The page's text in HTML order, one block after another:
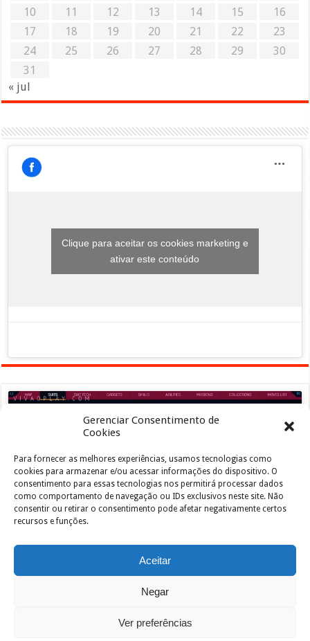
Gerenciar Consentimento de
Cookies
Para fornecer as melhores experiências, usamos tecnologias como
cookies para armazenar e/ou acessar informações do dispositivo. O
consentimento para essas tecnologias nos permitirá processar dados
como comportamento de navegação ou IDs exclusivos neste site. Não
consentir ou retirar o consentimento pode afetar negativamente certos
recursos e funções.
Aceitar
Negar
Ver preferências
10
11 12 13 14 15
16
17
18 19 20 21 22
23
24
25 26 27 28 29
30
31
« jul
Clique para aceitar os cookies marketing e
ativar este conteúdo
Clique para aceitar os cookies marketing e
ativar este conteúdo
João de Jesus Junior| Designed by